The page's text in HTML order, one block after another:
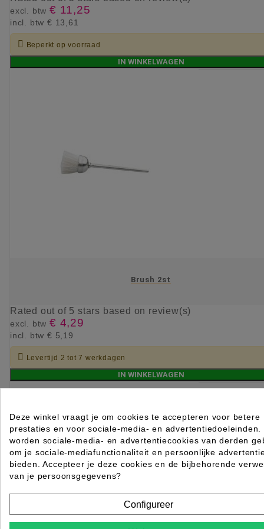
excl. btw € 11,25
incl. btw € 13,61
 Beperkt op voorraad
IN WINKELWAGEN
Brush 2st
Rated out of 5 stars based on review(s)
excl. btw € 4,29
incl. btw € 5,19
 Levertijd 2 tot 7 werkdagen
IN WINKELWAGEN
Deze winkel vraagt je om cookies te accepteren voor betere
prestaties en voor sociale-media- en advertentiedoeleinden.
worden sociale-media- en advertentiecookies van derden
om je sociale-mediafunctionaliteit en persoonlijke
bieden. Accepteer je deze cookies en de bijbehorende
van je persoonsgegevens?
Configureer